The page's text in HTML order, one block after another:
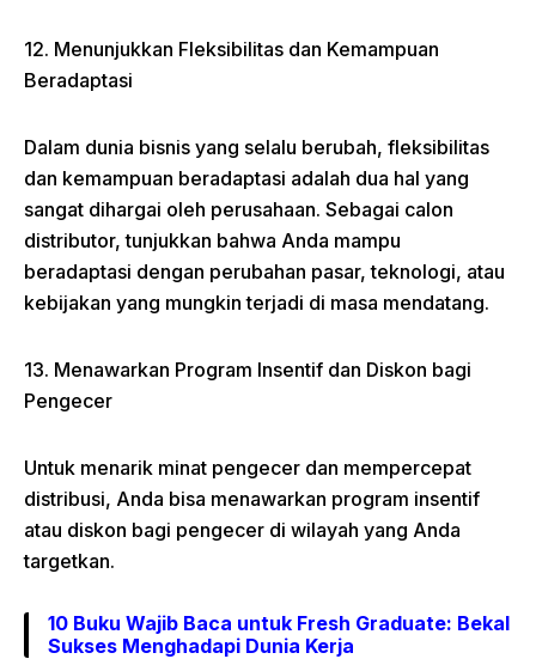
12. Menunjukkan Fleksibilitas dan Kemampuan
Beradaptasi
Dalam dunia bisnis yang selalu berubah, fleksibilitas
dan kemampuan beradaptasi adalah dua hal yang
sangat dihargai oleh perusahaan. Sebagai calon
distributor, tunjukkan bahwa Anda mampu
beradaptasi dengan perubahan pasar, teknologi, atau
kebijakan yang mungkin terjadi di masa mendatang.
13. Menawarkan Program Insentif dan Diskon bagi
Pengecer
Untuk menarik minat pengecer dan mempercepat
distribusi, Anda bisa menawarkan program insentif
atau diskon bagi pengecer di wilayah yang Anda
targetkan.
10 Buku Wajib Baca untuk Fresh Graduate: Bekal
Sukses Menghadapi Dunia Kerja